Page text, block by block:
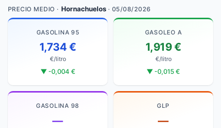
PRECIO MEDIO · Hornachuelos · 05/08/2026
GASOLINA 95
1,734 €
€/litro
▼ -0,004 €
GASOLEO A
1,919 €
€/litro
▼ -0,015 €
GASOLINA 98
—
GLP
—